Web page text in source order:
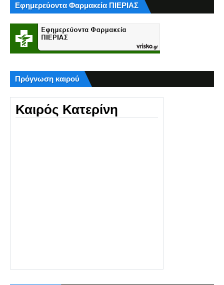
Εφημερεύοντα Φαρμακεία ΠΙΕΡΙΑΣ
Πρόγνωση καιρού
Καιρός Κατερίνη